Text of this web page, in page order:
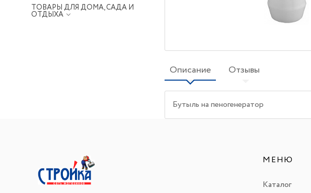
ТОВАРЫ ДЛЯ ДОМА, САДА И
ОТДЫХА
Описание Отзывы
Бутыль на пеногенератор
МЕНЮ
Каталог